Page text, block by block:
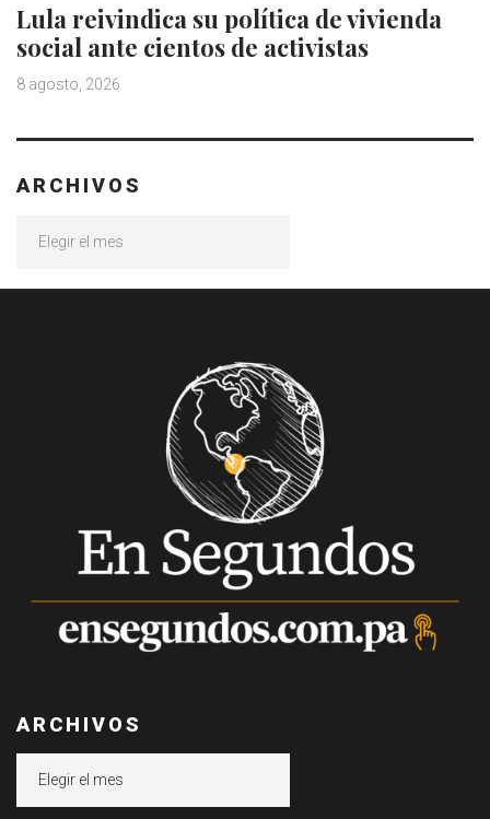
Lula reivindica su política de vivienda
social ante cientos de activistas
8 agosto, 2026
ARCHIVOS
ARCHIVOS